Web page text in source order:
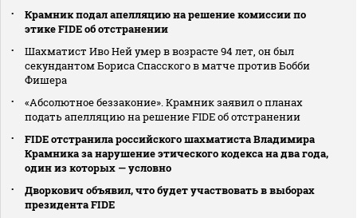
Крамник подал апелляцию на решение комиссии по
этике FIDE об отстранении
Шахматист Иво Ней умер в возрасте 94 лет, он был
секундантом Бориса Спасского в матче против Бобби
Фишера
«Абсолютное беззаконие». Крамник заявил о планах
подать апелляцию на решение FIDE об отстранении
FIDE отстранила российского шахматиста Владимира
Крамника за нарушение этического кодекса на два года,
один из которых — условно
Дворкович объявил, что будет участвовать в выборах
президента FIDE